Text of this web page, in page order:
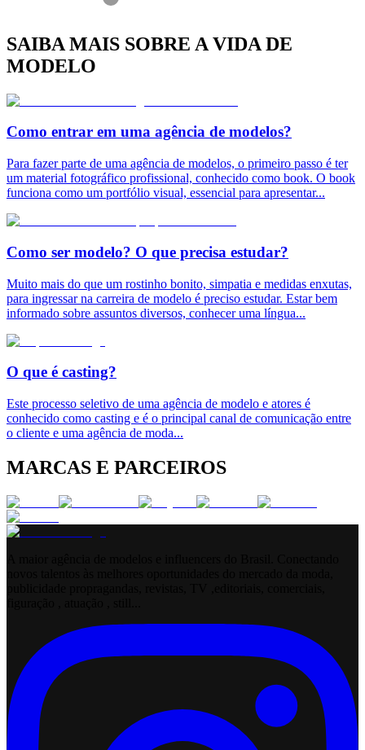
SAIBA MAIS SOBRE A VIDA DE
MODELO
Como entrar em uma agência de modelos?
Para fazer parte de uma agência de modelos, o primeiro passo é ter
um material fotográfico profissional, conhecido como book. O book
funciona como um portfólio visual, essencial para apresentar...
Como ser modelo? O que precisa estudar?
Muito mais do que um rostinho bonito, simpatia e medidas enxutas,
para ingressar na carreira de modelo é preciso estudar. Estar bem
informado sobre assuntos diversos, conhecer uma língua...
O que é casting?
Este processo seletivo de uma agência de modelo e atores é
conhecido como casting e é o principal canal de comunicação entre
o cliente e uma agência de moda...
MARCAS E PARCEIROS